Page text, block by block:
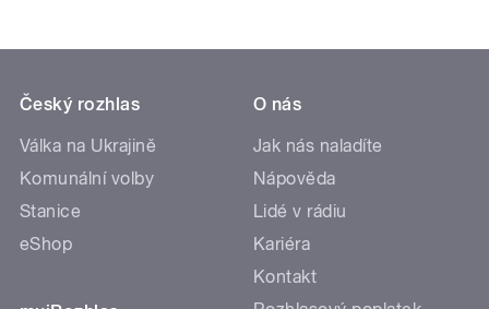
Český rozhlas
Válka na Ukrajině
Komunální volby
Stanice
eShop
O nás
Jak nás naladíte
Nápověda
Lidé v rádiu
Kariéra
Kontakt